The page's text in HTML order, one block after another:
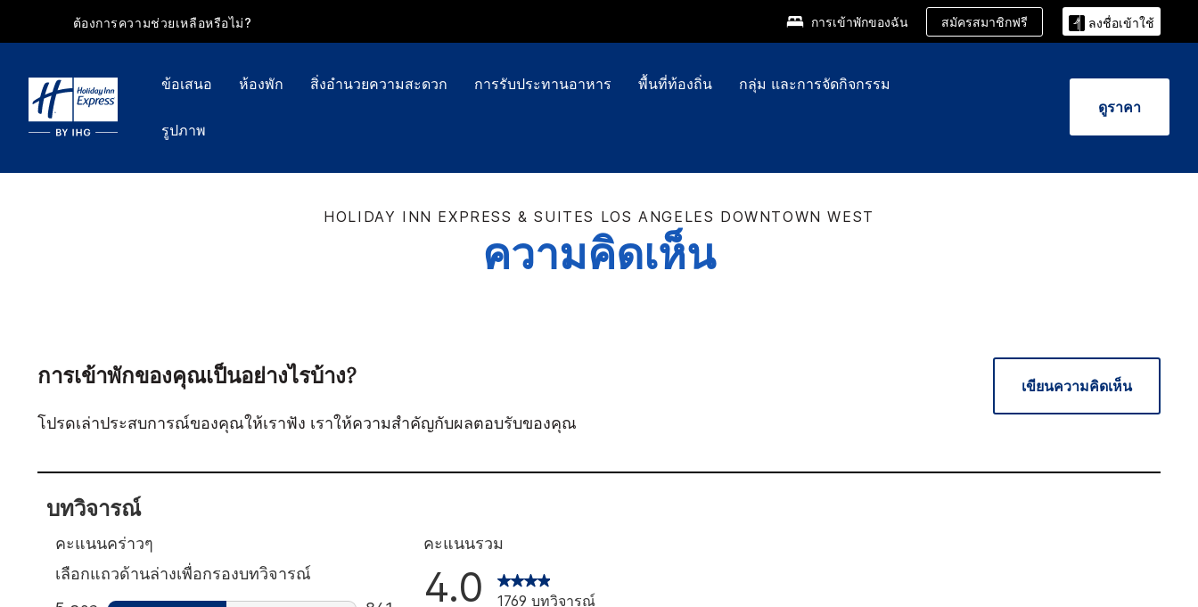
ต้องการความช่วยเหลือหรือไม่? การเข้าพักของฉัน สมัครสมาชิกฟรี ลงชื่อเข้าใช้
ข้อเสนอ ห้องพัก สิ่งอำนวยความสะดวก การรับประทานอาหาร พื้นที่ท้องถิ่น กลุ่ม และการจัดกิจกรรม
รูปภาพ
ดูราคา
HOLIDAY INN EXPRESS & SUITES LOS ANGELES DOWNTOWN WEST
ความคิดเห็น
การเข้าพักของคุณเป็นอย่างไรบ้าง?
โปรดเล่าประสบการณ์ของคุณให้เราฟัง เราให้ความสำคัญกับผลตอบรับของคุณ
เขียนความคิดเห็น